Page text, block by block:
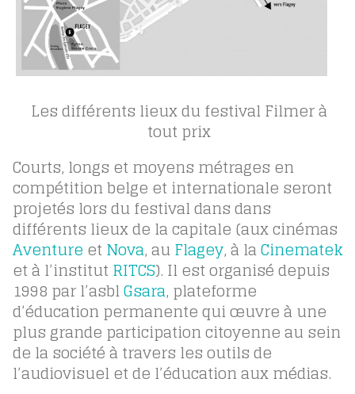
Les différents lieux du festival Filmer à
tout prix
Courts, longs et moyens métrages en
compétition belge et internationale seront
projetés lors du festival dans dans
différents lieux de la capitale (aux cinémas
Aventure etNova, auFlagey, à laCinematek
et à l’institutRITCS). Il est organisé depuis
1998 par l’asblGsara, plateforme
d’éducation permanente qui œuvre à une
plus grande participation citoyenne au sein
de la société à travers les outils de
l’audiovisuel et de l’éducation aux médias.